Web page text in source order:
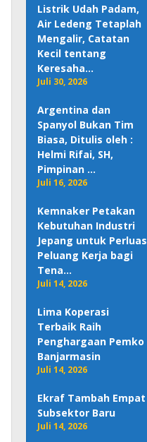
Listrik Udah Padam,
Air Ledeng Tetaplah
Mengalir, Catatan
Kecil tentang
Keresaha…
Juli 30, 2026
Argentina dan
Spanyol Bukan Tim
Biasa, Ditulis oleh :
Helmi Rifai, SH,
Pimpinan …
Juli 16, 2026
Kemnaker Petakan
Kebutuhan Industri
Jepang untuk Perluas
Peluang Kerja bagi
Tena…
Juli 14, 2026
Lima Koperasi
Terbaik Raih
Penghargaan Pemko
Banjarmasin
Juli 14, 2026
Ekraf Tambah Empat
Subsektor Baru
Juli 14, 2026